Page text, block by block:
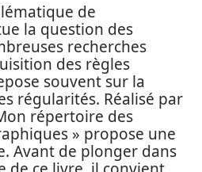
de
la question des
recherches
des règles
souvent sur la
régularités. Réalisé par
répertoire des
» propose une
Avant de plonger dans